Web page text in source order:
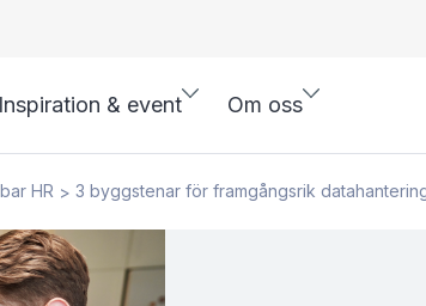
Inspiration & event Om oss
HR > 3 byggstenar för framgångsrik